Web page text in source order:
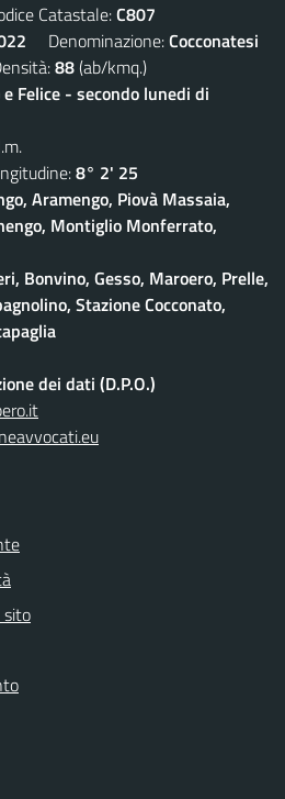
Catastale:C807
Denominazione:Cocconatesi
88(ab/kmq.)
e Felice - secondo lunedi di
8° 2' 25
Aramengo, Piovà Massaia,
Montiglio Monferrato,
Bonvino, Gesso, Maroero, Prelle,
Stazione Cocconato,
dei dati (D.P.O.)
sito